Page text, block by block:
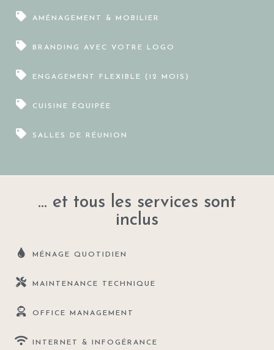
AMÉNAGEMENT & MOBILIER
BRANDING AVEC VOTRE LOGO
ENGAGEMENT FLEXIBLE (12 MOIS)
CUISINE ÉQUIPÉE
SALLES DE RÉUNION
... et tous les services sont
inclus
MÉNAGE QUOTIDIEN
MAINTENANCE TECHNIQUE
OFFICE MANAGEMENT
INTERNET & INFOGÉRANCE